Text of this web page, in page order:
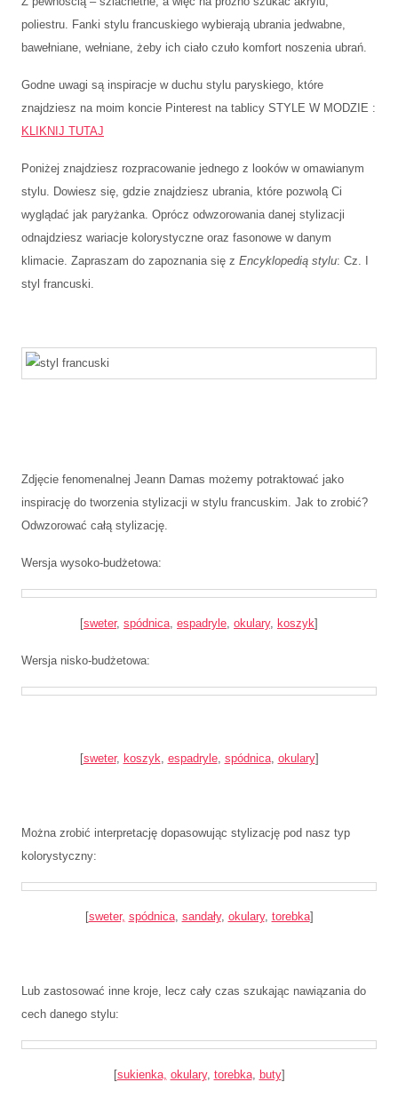
poliestru. Fanki stylu francuskiego wybierają ubrania jedwabne,
bawełniane, wełniane, żeby ich ciało czuło komfort noszenia ubrań.
Godne uwagi są inspiracje w duchu stylu paryskiego, które
znajdziesz na moim koncie Pinterest na tablicy STYLE W MODZIE :
KLIKNIJ TUTAJ
Poniżej znajdziesz rozpracowanie jednego z looków w omawianym
stylu. Dowiesz się, gdzie znajdziesz ubrania, które pozwolą Ci
wyglądać jak paryżanka. Oprócz odwzorowania danej stylizacji
odnajdziesz wariacje kolorystyczne oraz fasonowe w danym
klimacie. Zapraszam do zapoznania się z Encyklopedią stylu: Cz. I
styl francuski.
Zdjęcie fenomenalnej Jeann Damas możemy potraktować jako
inspirację do tworzenia stylizacji w stylu francuskim. Jak to zrobić?
Odwzorować całą stylizację.
Wersja wysoko-budżetowa:
[sweter, spódnica, espadryle, okulary, koszyk]
Wersja nisko-budżetowa:
[sweter, koszyk, espadryle, spódnica, okulary]
Można zrobić interpretację dopasowując stylizację pod nasz typ
kolorystyczny:
[sweter, spódnica, sandały, okulary, torebka]
Lub zastosować inne kroje, lecz cały czas szukając nawiązania do
cech danego stylu:
[sukienka, okulary, torebka, buty]